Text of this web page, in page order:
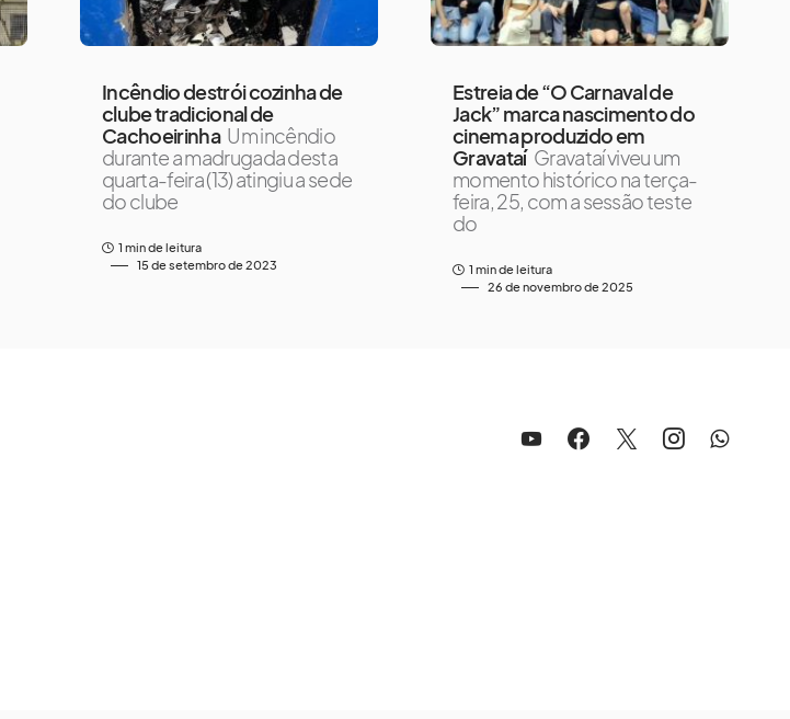
Incêndio destrói cozinha de
clube tradicional de
Cachoeirinha Um incêndio
durante a madrugada desta
quarta-feira (13) atingiu a sede
do clube
1 min de leitura
15 de setembro de 2023
Estreia de “O Carnaval de
Jack” marca nascimento do
cinema produzido em
Gravataí Gravataí viveu um
momento histórico na terça-
feira, 25, com a sessão teste
do
1 min de leitura
26 de novembro de 2025